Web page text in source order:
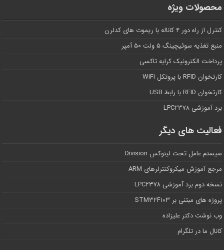
محصولات ویژه
کنترل از راه دور ۴ کاناله با ریموت های کدلرن
منبع تغذیه سوئیچینگ ۵ ولت ۵۰ آمپر
پرداخت الکترونیک کرایه تاکسی
کارتخوان RFID با پروتکل WiFi
کارتخوان RFID با رابط USB
برد آموزشی LPC۲۳۷۸
فعالیت های دیگر
سیستم عامل تحت لینوکس Division
مرجع آموزش میکروکنترلرهای ARM
نسخه دوم برد آموزشی LPC۲۳۷۸
پروژه های مبتنی بر STM۳۲F۱۰۳
وب نوشت دکتر علیزاده
کانال ما در تلگرام